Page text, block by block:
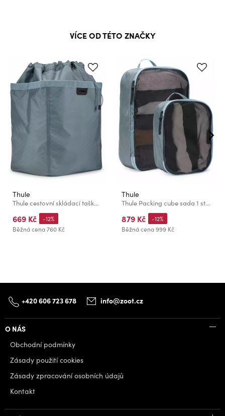
VÍCE OD TÉTO ZNAČKY
Thule
Thule cestovní skládací taška na prádlo TPLB201- Pond Gray
669 Kč
Běžná cena760 Kč
-12%
Thule
Thule Packing cube sada 1 střední a 1 malý organizér TPCS204 - Pond Gray
879 Kč
Běžná cena999 Kč
-12%
+420 606 723 678 info@zoot.cz
O NÁS
Obchodní podmínky
Zásady použití cookies
Zásady zpracování osobních údajů
Kontakt